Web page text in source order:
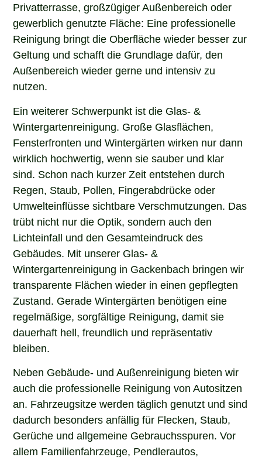
Privatterrasse, großzügiger Außenbereich oder
gewerblich genutzte Fläche: Eine professionelle
Reinigung bringt die Oberfläche wieder besser zur
Geltung und schafft die Grundlage dafür, den
Außenbereich wieder gerne und intensiv zu
nutzen.
Ein weiterer Schwerpunkt ist die Glas- &
Wintergartenreinigung. Große Glasflächen,
Fensterfronten und Wintergärten wirken nur dann
wirklich hochwertig, wenn sie sauber und klar
sind. Schon nach kurzer Zeit entstehen durch
Regen, Staub, Pollen, Fingerabdrücke oder
Umwelteinflüsse sichtbare Verschmutzungen. Das
trübt nicht nur die Optik, sondern auch den
Lichteinfall und den Gesamteindruck des
Gebäudes. Mit unserer Glas- &
Wintergartenreinigung in Gackenbach bringen wir
transparente Flächen wieder in einen gepflegten
Zustand. Gerade Wintergärten benötigen eine
regelmäßige, sorgfältige Reinigung, damit sie
dauerhaft hell, freundlich und repräsentativ
bleiben.
Neben Gebäude- und Außenreinigung bieten wir
auch die professionelle Reinigung von Autositzen
an. Fahrzeugsitze werden täglich genutzt und sind
dadurch besonders anfällig für Flecken, Staub,
Gerüche und allgemeine Gebrauchsspuren. Vor
allem Familienfahrzeuge, Pendlerautos,